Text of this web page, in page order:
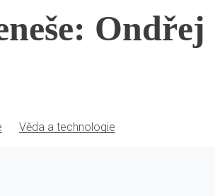
Ondřej
Věda a technologie